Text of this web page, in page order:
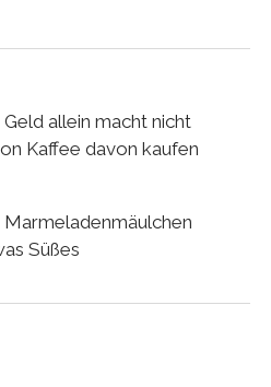
allein macht nicht
Kaffee davon kaufen
Marmeladenmäulchen
Süßes